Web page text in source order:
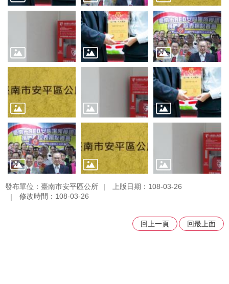
發布單位：臺南市安平區公所
上版日期：108-03-26
修改時間：108-03-26
回上一頁 回最上面